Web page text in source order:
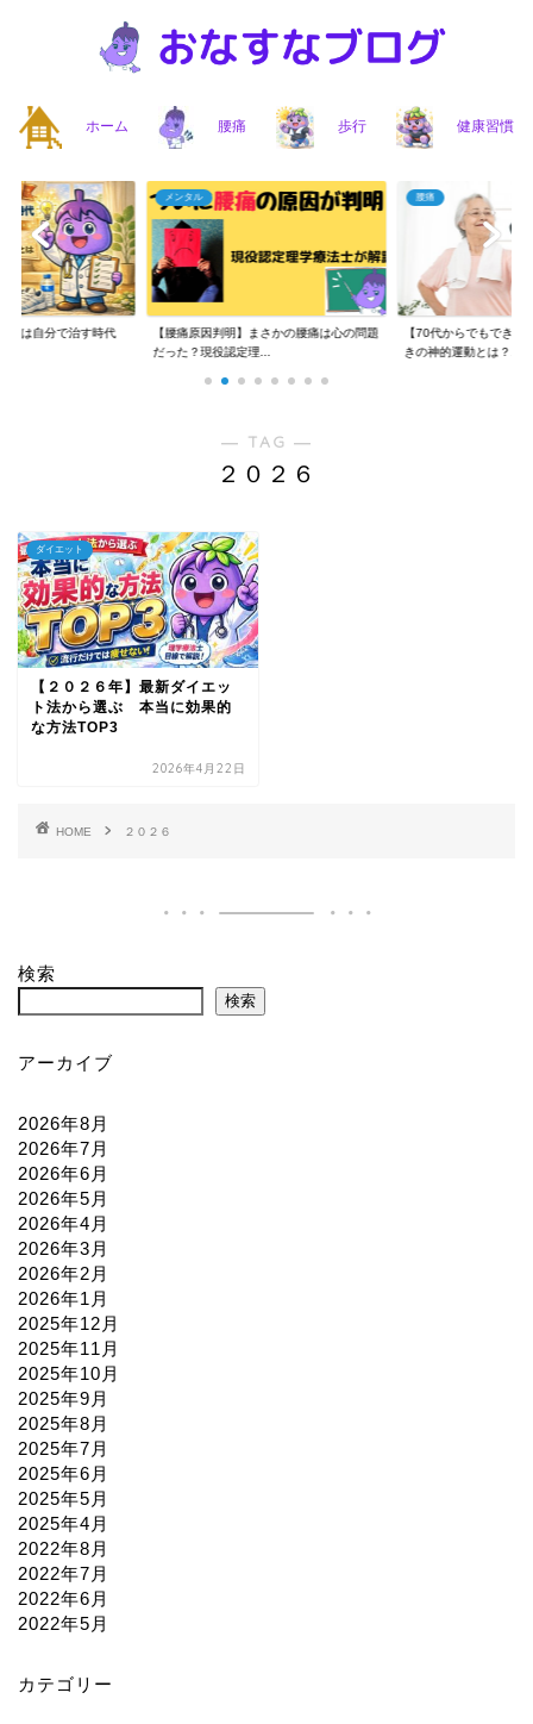
ホーム 腰痛 歩行 健康習慣
痛は自分で治す時代
メンタル
【腰痛原因判明】まさかの腰痛は心の問題
だった？現役認定理...
腰痛
【70代からでもできる
きの神的運動とは？...
― TAG ―
２０２６
ダイエット
【２０２６年】最新ダイエッ
ト法から選ぶ 本当に効果的
な方法TOP3
2026年4月22日
HOME ２０２６
検索
検索
アーカイブ
2026年8月
2026年7月
2026年6月
2026年5月
2026年4月
2026年3月
2026年2月
2026年1月
2025年12月
2025年11月
2025年10月
2025年9月
2025年8月
2025年7月
2025年6月
2025年5月
2025年4月
2022年8月
2022年7月
2022年6月
2022年5月
カテゴリー